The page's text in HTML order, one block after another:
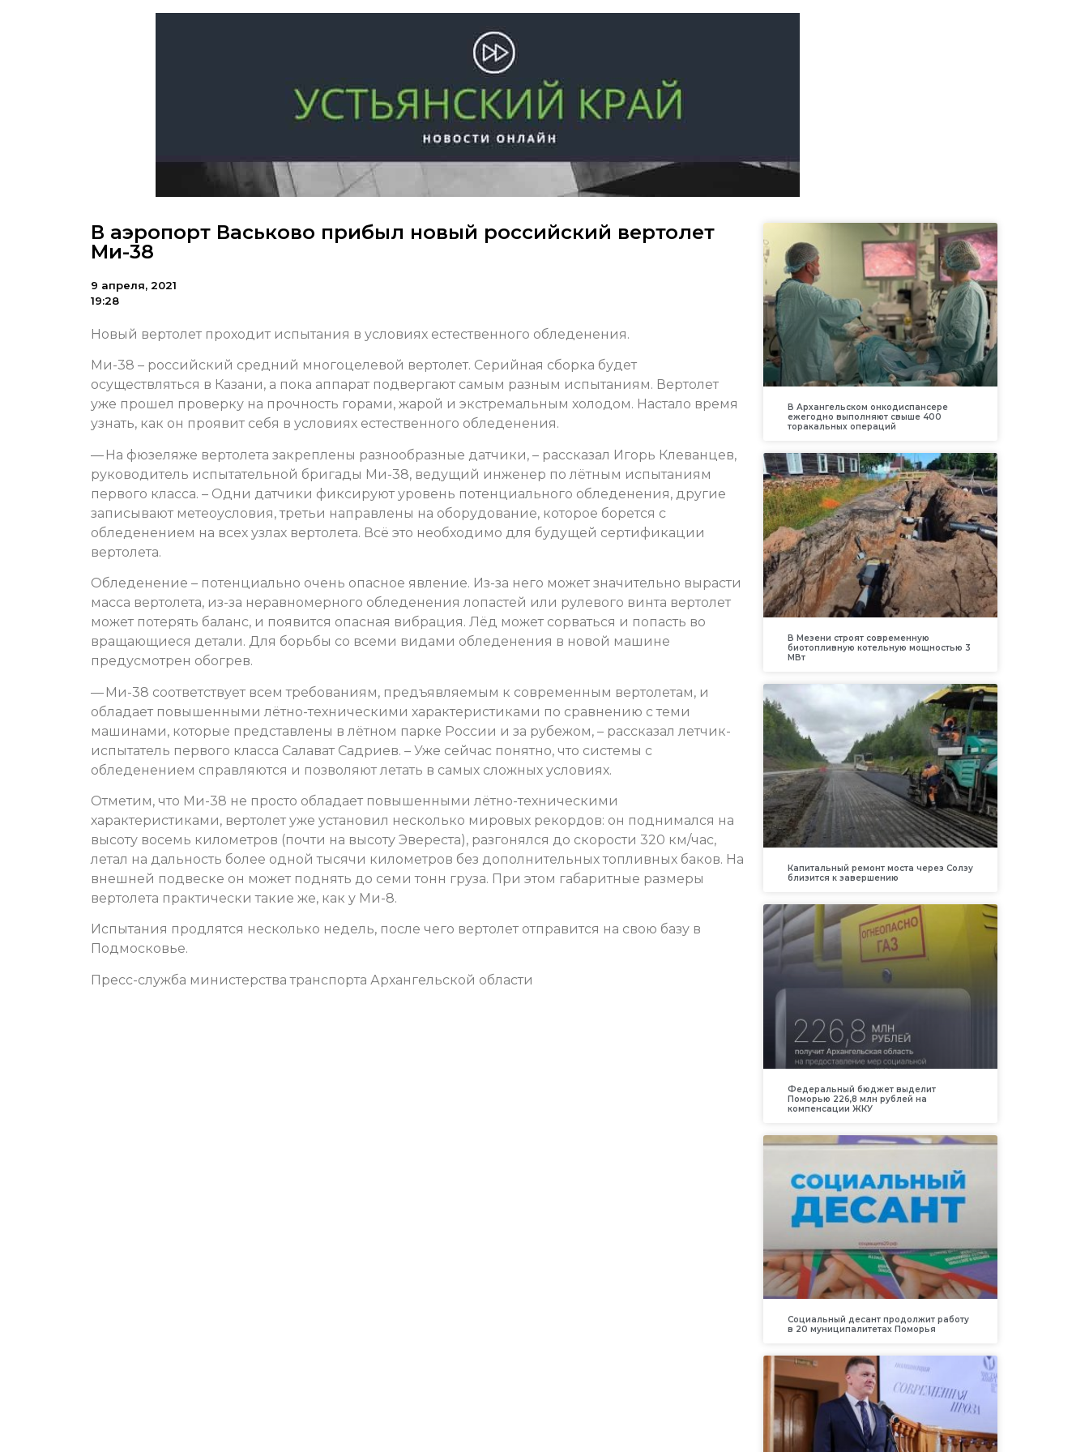
В аэропорт Васьково прибыл новый российский вертолет
Ми-38
9 апреля, 2021
19:28
Новый вертолет проходит испытания в условиях естественного обледенения.
Ми-38 – российский средний многоцелевой вертолет. Серийная сборка будет
осуществляться в Казани, а пока аппарат подвергают самым разным испытаниям. Вертолет
уже прошел проверку на прочность горами, жарой и экстремальным холодом. Настало время
узнать, как он проявит себя в условиях естественного обледенения.
— На фюзеляже вертолета закреплены разнообразные датчики, – рассказал Игорь Клеванцев,
руководитель испытательной бригады Ми-38, ведущий инженер по лётным испытаниям
первого класса. – Одни датчики фиксируют уровень потенциального обледенения, другие
записывают метеоусловия, третьи направлены на оборудование, которое борется с
обледенением на всех узлах вертолета. Всё это необходимо для будущей сертификации
вертолета.
Обледенение – потенциально очень опасное явление. Из-за него может значительно вырасти
масса вертолета, из-за неравномерного обледенения лопастей или рулевого винта вертолет
может потерять баланс, и появится опасная вибрация. Лёд может сорваться и попасть во
вращающиеся детали. Для борьбы со всеми видами обледенения в новой машине
предусмотрен обогрев.
— Ми-38 соответствует всем требованиям, предъявляемым к современным вертолетам, и
обладает повышенными лётно-техническими характеристиками по сравнению с теми
машинами, которые представлены в лётном парке России и за рубежом, – рассказал летчик-
испытатель первого класса Салават Садриев. – Уже сейчас понятно, что системы с
обледенением справляются и позволяют летать в самых сложных условиях.
Отметим, что Ми-38 не просто обладает повышенными лётно-техническими
характеристиками, вертолет уже установил несколько мировых рекордов: он поднимался на
высоту восемь километров (почти на высоту Эвереста), разгонялся до скорости 320 км/час,
летал на дальность более одной тысячи километров без дополнительных топливных баков. На
внешней подвеске он может поднять до семи тонн груза. При этом габаритные размеры
вертолета практически такие же, как у Ми-8.
Испытания продлятся несколько недель, после чего вертолет отправится на свою базу в
Подмосковье.
Пресс-служба министерства транспорта Архангельской области
В Архангельском онкодиспансере
ежегодно выполняют свыше 400
торакальных операций
В Мезени строят современную
биотопливную котельную мощностью 3
МВт
Капитальный ремонт моста через Солзу
близится к завершению
Федеральный бюджет выделит
Поморью 226,8 млн рублей на
компенсации ЖКУ
Социальный десант продолжит работу
в 20 муниципалитетах Поморья